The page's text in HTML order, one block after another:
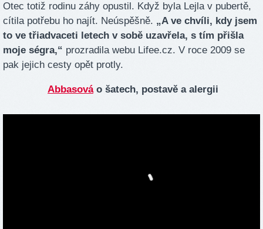
Otec totiž rodinu záhy opustil. Když byla Lejla v pubertě,
cítila potřebu ho najít. Neúspěšně. „A ve chvíli, kdy jsem
to ve třiadvaceti letech v sobě uzavřela, s tím přišla
moje ségra,“ prozradila webu Lifee.cz. V roce 2009 se
pak jejich cesty opět protly.
Abbasováo šatech, postavě a alergii